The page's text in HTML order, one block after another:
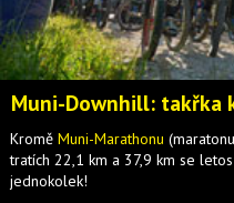
Muni-Downhill:
Kromě Muni-Marathonu
tratích 22,1 km a 37,9 km se
jednokolek!